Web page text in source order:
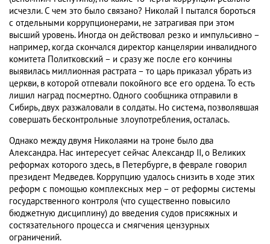
исчезли. С чем это было связано? Николай I пытался бороться
с отдельными коррупционерами, не затрагивая при этом
высший уровень. Иногда он действовал резко и импульсивно –
например, когда скончался директор канцелярии инвалидного
комитета Политковский – и сразу же после его кончины
выявилась миллионная растрата – то царь приказал убрать из
церкви, в которой отпевали покойного все его ордена. То есть
лишил наград посмертно. Одного сообщника отправили в
Сибирь, двух разжаловали в солдаты. Но система, позволявшая
совершать бесконтрольные злоупотребления, осталась.
Однако между двумя Николаями на троне было два
Александра. Нас интересует сейчас Александр II, о Великих
реформах которого здесь, в Петербурге, в феврале говорил
президент Медведев. Коррупцию удалось снизить в ходе этих
реформ с помощью комплексных мер – от реформы системы
государственного контроля (что существенно повысило
бюджетную дисциплину) до введения судов присяжных и
состязательного процесса и смягчения цензурных
ограничений.